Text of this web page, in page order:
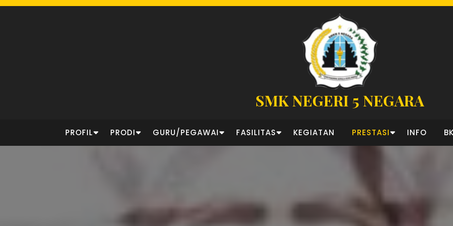
Skip
SMK NEGERI 5 NEGARA
PROFIL PRODI GURU/PEGAWAI FASILITAS KEGIATAN PRESTASI INFO